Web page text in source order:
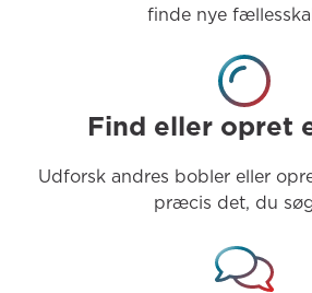
finde nye
Find eller opret
Udforsk andres bobler eller
præcis det, du